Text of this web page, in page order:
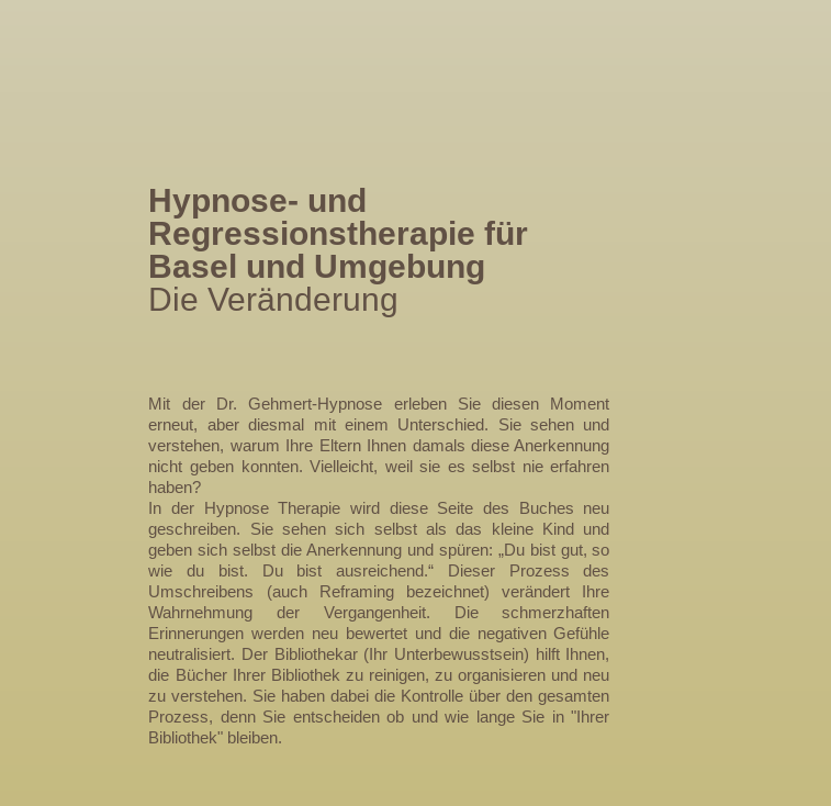
Hypnose- und
Regressionstherapie für
Basel und Umgebung
Die Veränderung
Mit der Dr. Gehmert-Hypnose erleben Sie diesen Moment
erneut, aber diesmal mit einem Unterschied. Sie sehen und
verstehen, warum Ihre Eltern Ihnen damals diese Anerkennung
nicht geben konnten. Vielleicht, weil sie es selbst nie erfahren
haben?
In der Hypnose Therapie wird diese Seite des Buches neu
geschreiben. Sie sehen sich selbst als das kleine Kind und
geben sich selbst die Anerkennung und spüren: „Du bist gut, so
wie du bist. Du bist ausreichend.“ Dieser Prozess des
Umschreibens (auch Reframing bezeichnet) verändert Ihre
Wahrnehmung der Vergangenheit. Die schmerzhaften
Erinnerungen werden neu bewertet und die negativen Gefühle
neutralisiert. Der Bibliothekar (Ihr Unterbewusstsein) hilft Ihnen,
die Bücher Ihrer Bibliothek zu reinigen, zu organisieren und neu
zu verstehen. Sie haben dabei die Kontrolle über den gesamten
Prozess, denn Sie entscheiden ob und wie lange Sie in "Ihrer
Bibliothek" bleiben.